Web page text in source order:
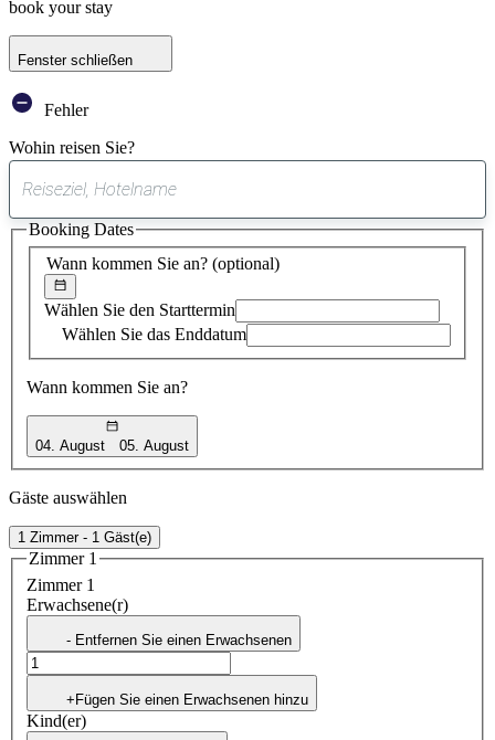
book your stay
Fenster schließen
Fehler
Wohin reisen Sie?
gefundener
Vorschlag
Wann kommen Sie an? (optional)
Wählen Sie den Starttermin
Wählen Sie das Enddatum
Wann kommen Sie an?
04. August 05. August
Booking Dates
Gäste auswählen
1 Zimmer - 1 Gäst(e)
Zimmer 1
Zimmer 1
Erwachsene(r)
- Entfernen Sie einen Erwachsenen
+Fügen Sie einen Erwachsenen hinzu
Kind(er)